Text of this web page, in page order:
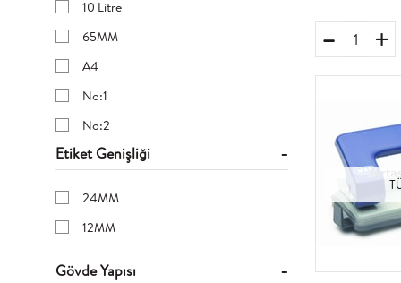
10 Litre
65MM
A4
No:1
No:2
No:7
30MM
Etiket Genişliği
24MM
12MM
Gövde Yapısı